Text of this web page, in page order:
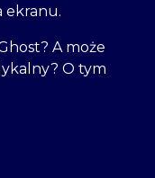
ekranu.
A może
O tym